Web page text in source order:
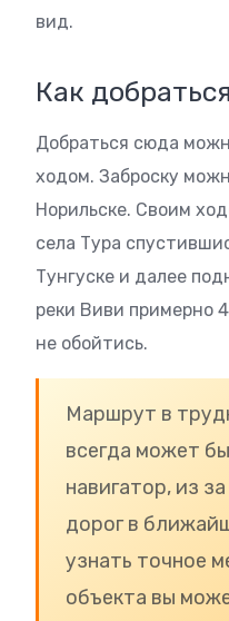
вид.
Как
Добраться сюда
ходом. Заброску
Норильске. Своим
села Тура
Тунгуске и далее
реки Виви примерно
не обойтись.
Маршрут в
всегда может
навигатор, из
дорог в
узнать точное
объекта вы